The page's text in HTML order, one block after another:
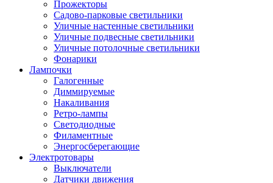
Прожекторы
Садово-парковые светильники
Уличные настенные светильники
Уличные подвесные светильники
Уличные потолочные светильники
Фонарики
Лампочки
Галогенные
Диммируемые
Накаливания
Ретро-лампы
Светодиодные
Филаментные
Энергосберегающие
Электротовары
Выключатели
Датчики движения